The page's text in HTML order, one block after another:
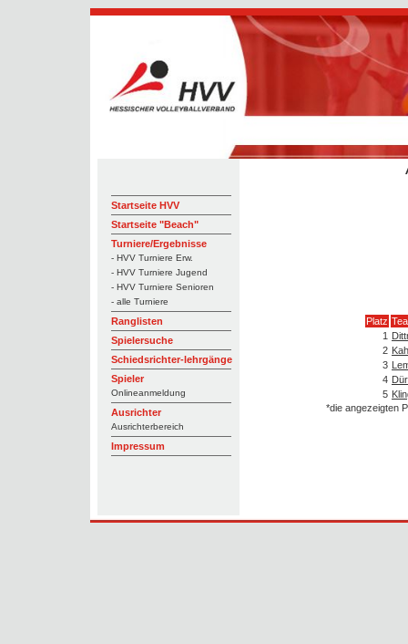
Startseite HVV
Startseite "Beach"
Turniere/Ergebnisse
- HVV Turniere Erw.
- HVV Turniere Jugend
- HVV Turniere Senioren
- alle Turniere
Ranglisten
Spielersuche
Schiedsrichter-lehrgänge
Spieler
Onlineanmeldung
Ausrichter
Ausrichterbereich
Impressum
Platz
1
2
3
4
5
*die angezeigten